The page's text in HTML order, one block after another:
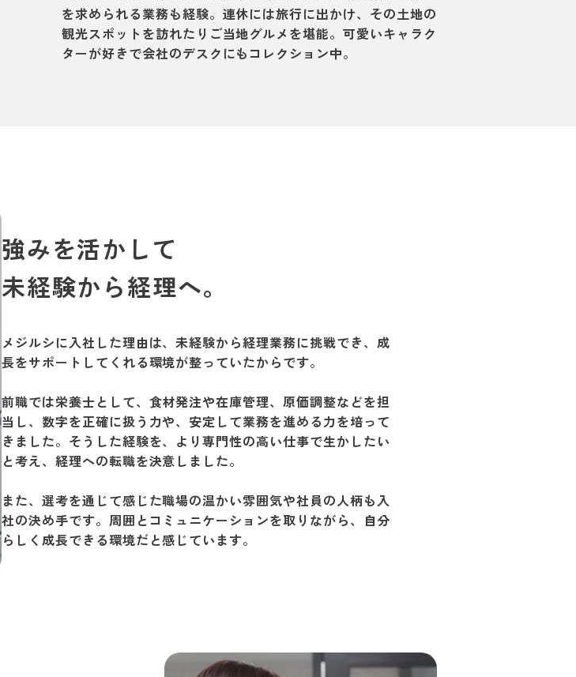
を求められる業務も経験。連休には旅行に出かけ、その土地の
観光スポットを訪れたりご当地グルメを堪能。可愛いキャラク
ターが好きで会社のデスクにもコレクション中。
強みを活かして
未経験から経理へ。
メジルシに入社した理由は、未経験から経理業務に挑戦でき、成
長をサポートしてくれる環境が整っていたからです。
前職では栄養士として、食材発注や在庫管理、原価調整などを担
当し、数字を正確に扱う力や、安定して業務を進める力を培って
きました。そうした経験を、より専門性の高い仕事で生かしたい
と考え、経理への転職を決意しました。
また、選考を通じて感じた職場の温かい雰囲気や社員の人柄も入
社の決め手です。周囲とコミュニケーションを取りながら、自分
らしく成長できる環境だと感じています。